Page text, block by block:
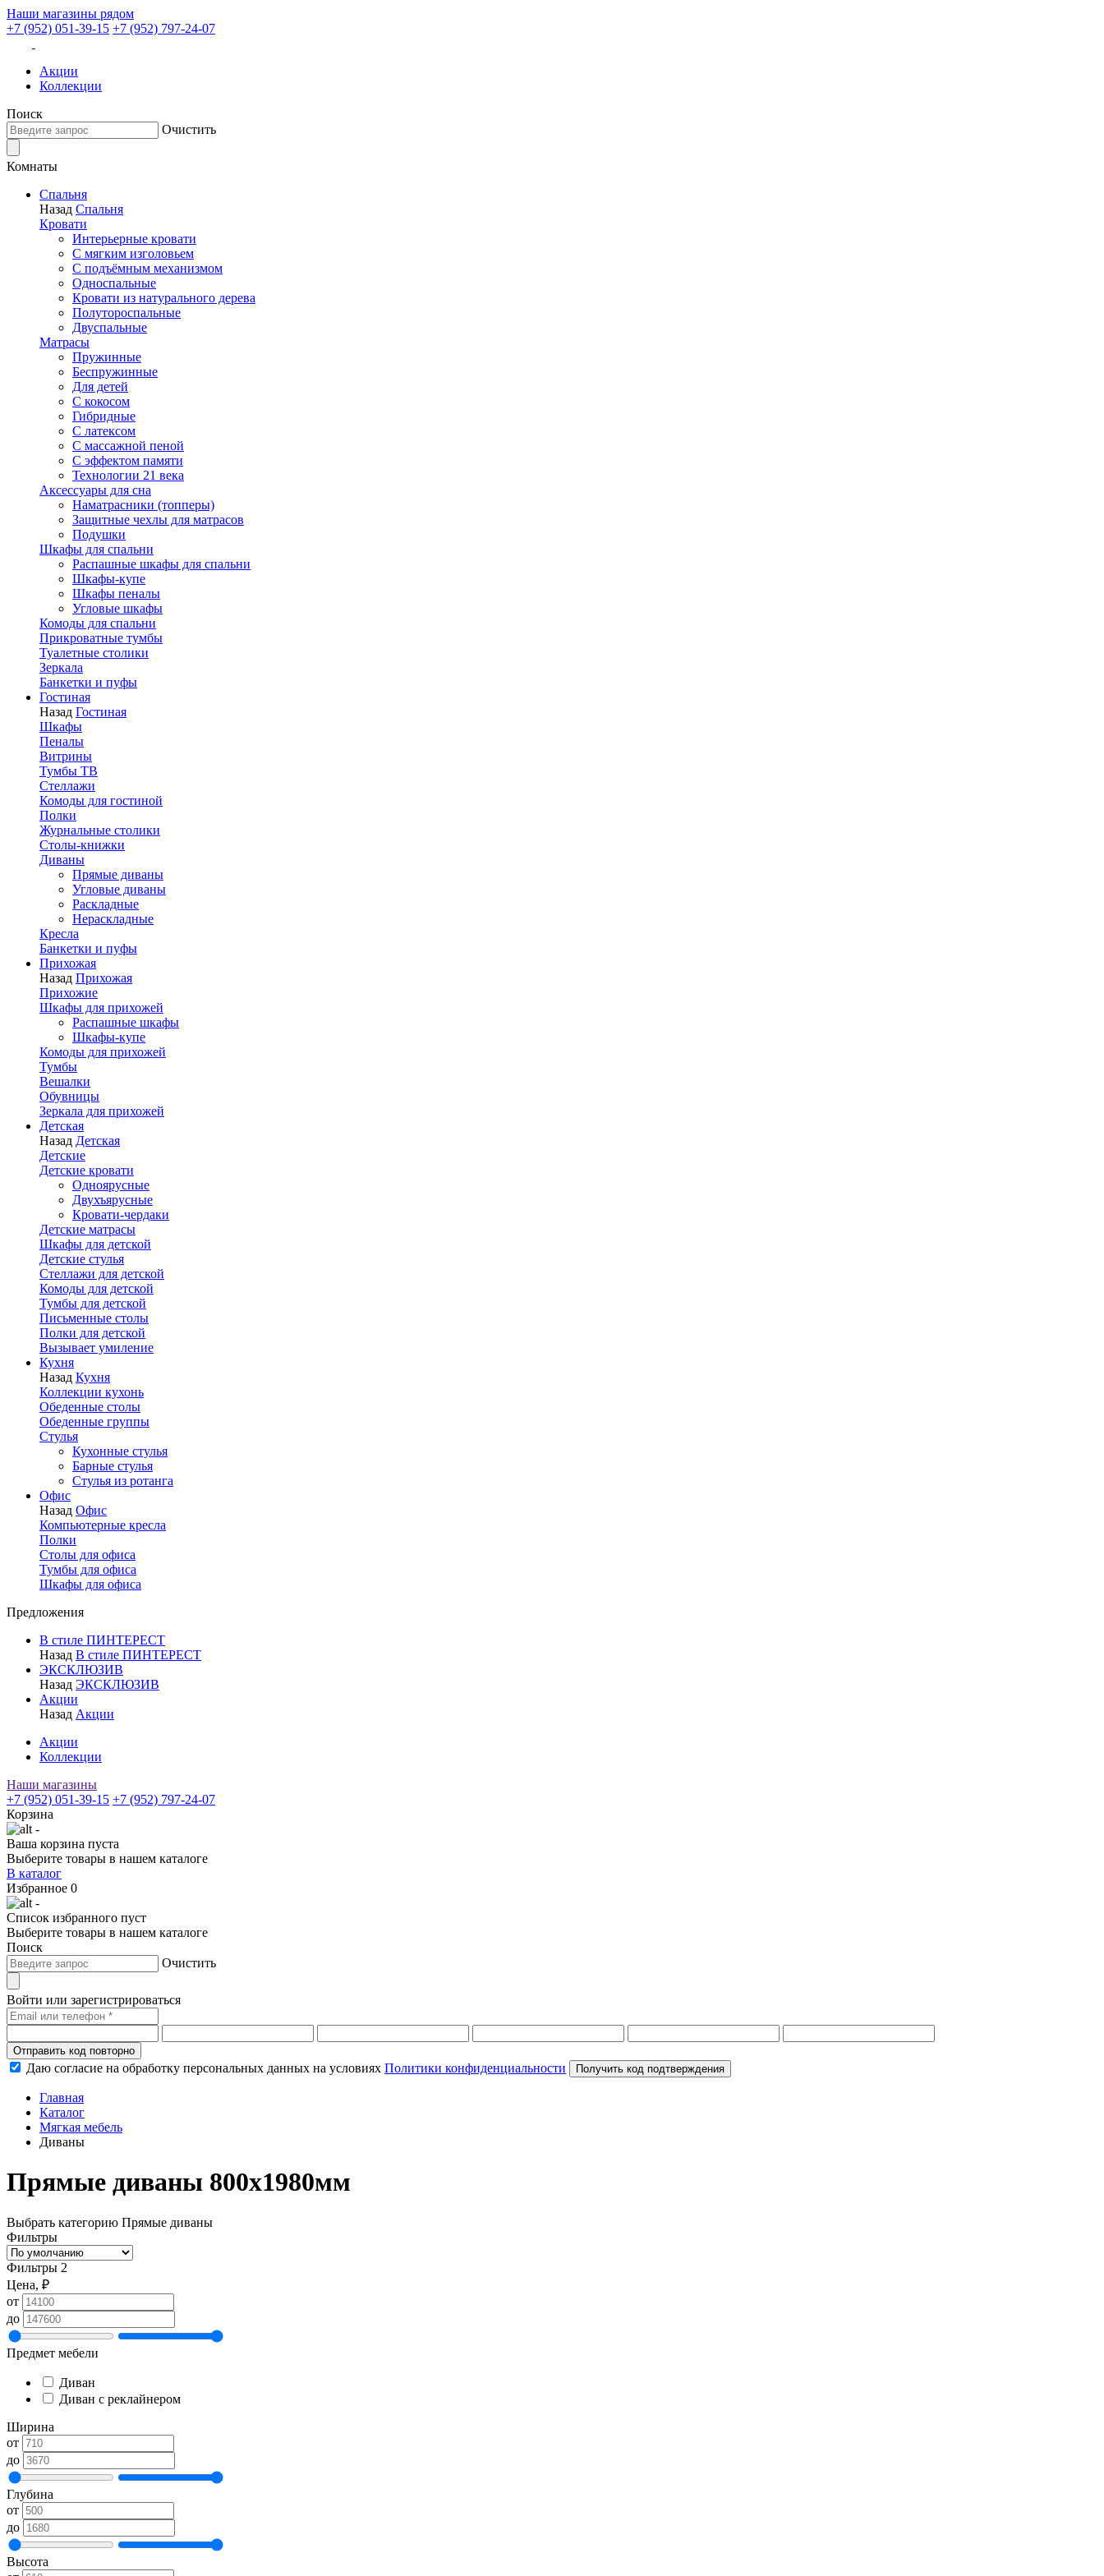
Наши магазины рядом
+7 (952) 051-39-15 +7 (952) 797-24-07
Акции
Коллекции
Поиск
Очистить
Комнаты
Спальня
Назад Спальня
Кровати
Интерьерные кровати
С мягким изголовьем
С подъёмным механизмом
Односпальные
Кровати из натурального дерева
Полутороспальные
Двуспальные
Матрасы
Пружинные
Беспружинные
Для детей
C кокосом
Гибридные
С латексом
С массажной пеной
С эффектом памяти
Технологии 21 века
Аксессуары для сна
Наматрасники (топперы)
Защитные чехлы для матрасов
Подушки
Шкафы для спальни
Распашные шкафы для спальни
Шкафы-купе
Шкафы пеналы
Угловые шкафы
Комоды для спальни
Прикроватные тумбы
Туалетные столики
Зеркала
Банкетки и пуфы
Гостиная
Назад Гостиная
Шкафы
Пеналы
Витрины
Тумбы ТВ
Стеллажи
Комоды для гостиной
Полки
Журнальные столики
Столы-книжки
Диваны
Прямые диваны
Угловые диваны
Раскладные
Нераскладные
Кресла
Банкетки и пуфы
Прихожая
Назад Прихожая
Прихожие
Шкафы для прихожей
Распашные шкафы
Шкафы-купе
Комоды для прихожей
Тумбы
Вешалки
Обувницы
Зеркала для прихожей
Детская
Назад Детская
Детские
Детские кровати
Одноярусные
Двухъярусные
Кровати-чердаки
Детские матрасы
Шкафы для детской
Детские стулья
Стеллажи для детской
Комоды для детской
Тумбы для детской
Письменные столы
Полки для детской
Вызывает умиление
Кухня
Назад Кухня
Коллекции кухонь
Обеденные столы
Обеденные группы
Стулья
Кухонные стулья
Барные стулья
Стулья из ротанга
Офис
Назад Офис
Компьютерные кресла
Полки
Столы для офиса
Тумбы для офиса
Шкафы для офиса
Предложения
В стиле ПИНТЕРЕСТ
Назад В стиле ПИНТЕРЕСТ
ЭКСКЛЮЗИВ
Назад ЭКСКЛЮЗИВ
Акции
Назад Акции
Акции
Коллекции
Наши магазины
+7 (952) 051-39-15 +7 (952) 797-24-07
Корзина
-
Ваша корзина пуста
Выберите товары в нашем каталоге
В каталог
Избранное 0
-
Список избранного пуст
Выберите товары в нашем каталоге
Поиск
Очистить
Войти или зарегистрироваться
Отправить код повторно
Даю согласие на обработку персональных данных на условиях Политики конфиденциальности Получить код подтверждения
Главная
Каталог
Мягкая мебель
Диваны
Прямые диваны 800х1980мм
Выбрать категорию Прямые диваны
Фильтры
Фильтры 2
Цена, ₽
от
до
Предмет мебели
Диван
Диван с реклайнером
Ширина
от
до
Глубина
от
до
Высота